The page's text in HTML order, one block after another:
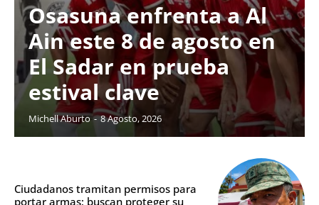
Osasuna enfrenta a Al
Ain este 8 de agosto en
El Sadar en prueba
estival clave
Michell Aburto - 8 Agosto, 2026
Ciudadanos tramitan permisos para
portar armas; buscan proteger su